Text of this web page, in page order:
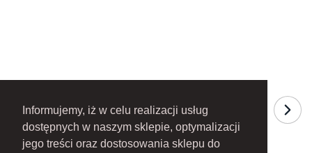
Informujemy, iż w celu realizacji usług
dostępnych w naszym sklepie, optymalizacji
jego treści oraz dostosowania sklepu do